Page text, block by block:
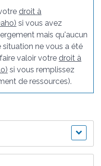
droit à
si vous avez
mais qu'aucun
ne vous a été
valoir votre droit à
si vous remplissez
de ressources).